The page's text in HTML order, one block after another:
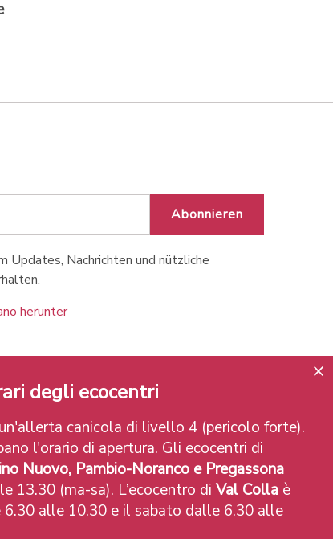
Abonnieren
Updates, Nachrichten und nützliche
herunter
degli ecocentri
canicola di livello 4 (pericolo forte).
l'orario di apertura. Gli ecocentri di
Nuovo, Pambio-Noranco e Pregassona
13.30 (ma-sa). L’ecocentro di Val Colla è
alle 10.30 e il sabato dalle 6.30 alle